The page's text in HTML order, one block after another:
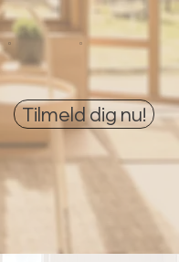
0
0
Tilmeld dig nu!